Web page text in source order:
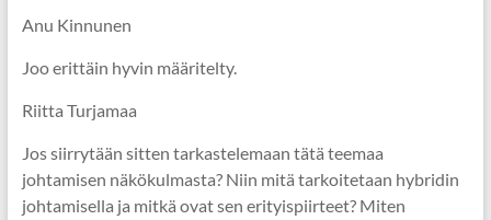
Anu Kinnunen
Joo erittäin hyvin määritelty.
Riitta Turjamaa
Jos siirrytään sitten tarkastelemaan tätä teemaa
johtamisen näkökulmasta? Niin mitä tarkoitetaan hybridin
johtamisella ja mitkä ovat sen erityispiirteet? Miten